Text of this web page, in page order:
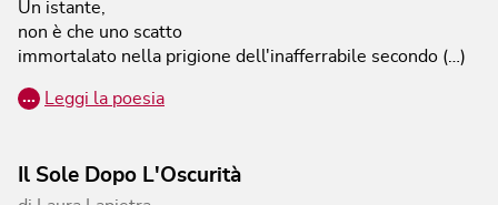
Un istante,
non è che uno scatto
immortalato nella prigione dell'inafferrabile secondo (…)
… Leggi la poesia
Il Sole Dopo L'Oscurità